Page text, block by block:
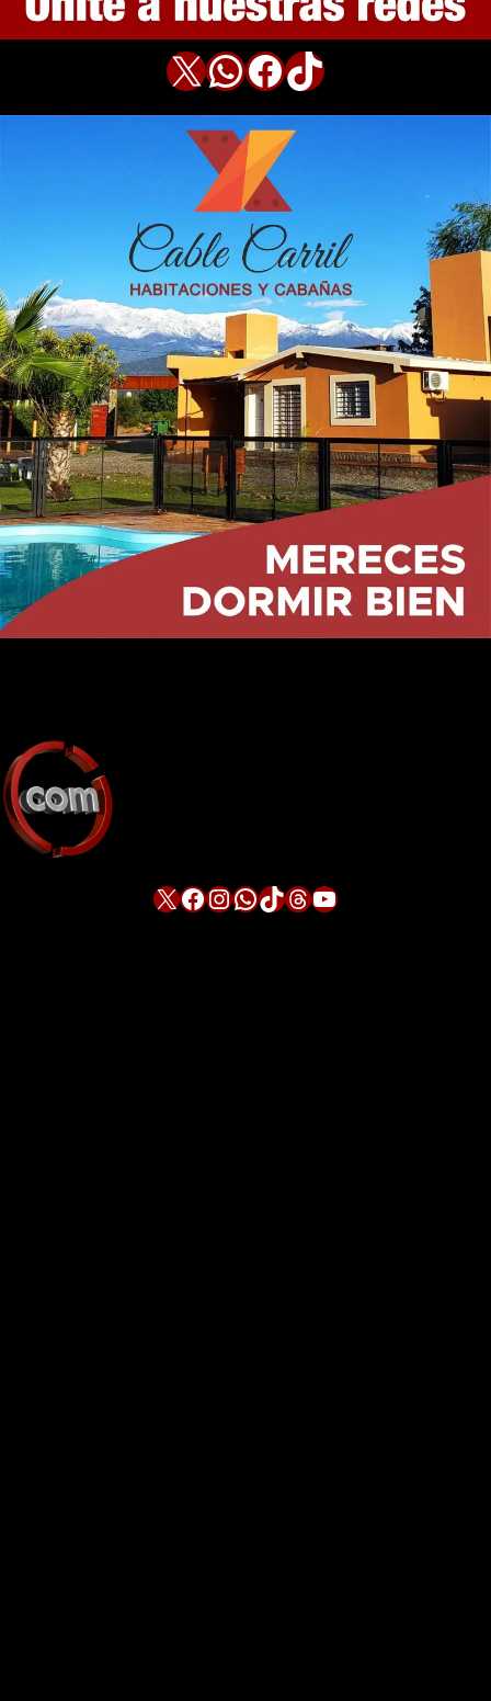
X WhatsApp Facebook TikTok
X Facebook InstagramWhatsApp TikTok Threads YouTube